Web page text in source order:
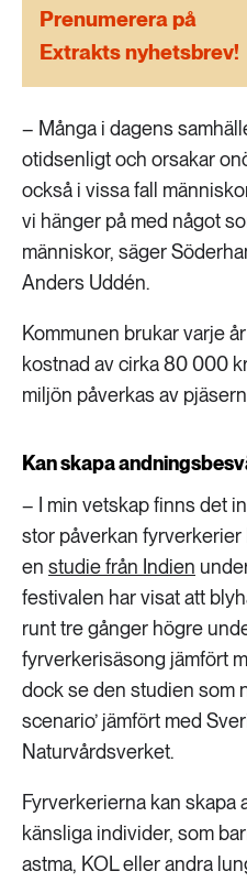
Vatten
Prenumerera på
Extrakts nyhetsbrev!
– Många i dagens
otidsenligt och orsakar
också i vissa fall
vi hänger på med något
människor, säger
Anders Uddén.
Kommunen brukar varje
kostnad av cirka 80 000
miljön påverkas av
Kan skapa
– I min vetskap finns det
stor påverkan fyrverkerier
en studie från Indien
festivalen har visat att
runt tre gånger högre
fyrverkerisäsong jämfört
dock se den studien som
scenario’ jämfört med
Naturvårdsverket.
Fyrverkerierna kan skapa
känsliga individer, som
astma, KOL eller andra